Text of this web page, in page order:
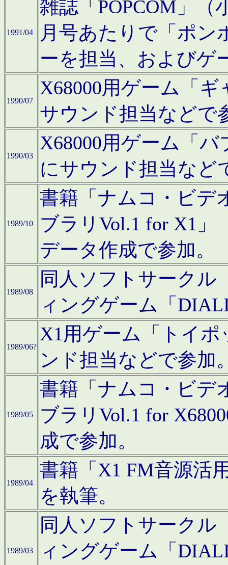
1991/04
雑誌「POPCOM」（
月号あたりで「ポン
ーを担当、およびゲ
1990/07
X68000用ゲーム「
サウンド担当などで
1990/03
X68000用ゲーム「
にサウンド担当など
1989/10
書籍「ナムコ・ビデ
ブラリVol.1 for X1」
データ作成で参加。
1989/08
同人ソフトサークル
ィングゲーム「
1989/06?
X1用ゲーム「トイ
ンド担当などで参加
1989/05
書籍「ナムコ・ビデ
ブラリVol.1 for
成で参加。
1989/04
書籍「X1 FM音源活
を執筆。
1989/03
同人ソフトサークル
ィングゲーム「